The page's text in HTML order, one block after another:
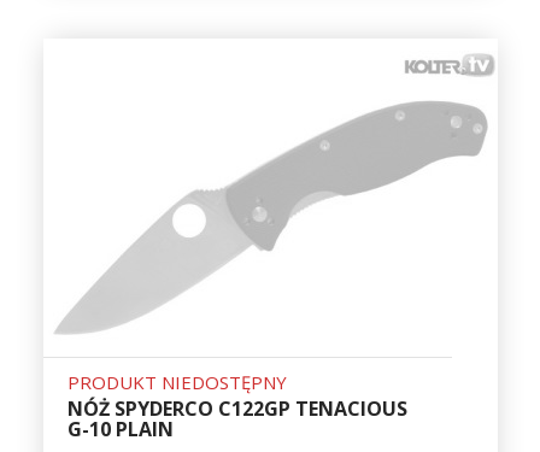
PRODUKT NIEDOSTĘPNY
NÓŻ SPYDERCO C122GP TENACIOUS
G-10 PLAIN